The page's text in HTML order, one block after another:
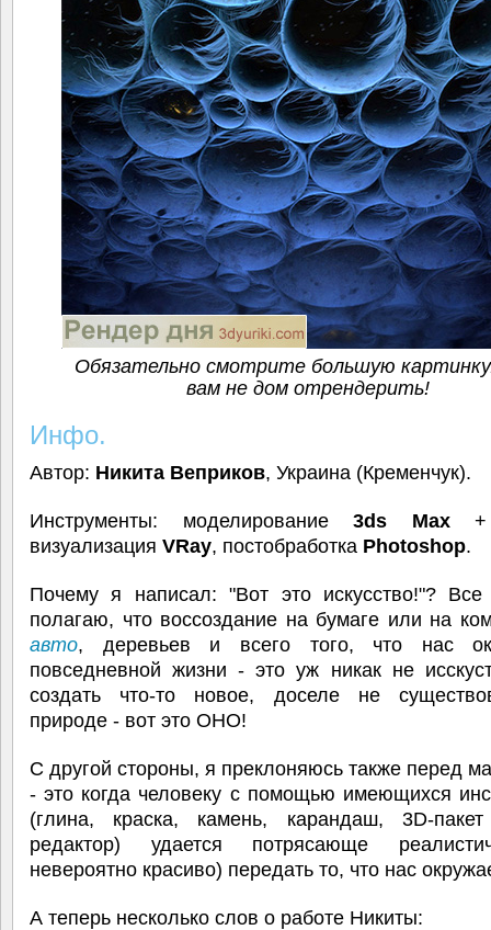
Обязательно смотрите большую
вам не дом отрендерить!
Инфо.
Автор: Никита Веприков, Украина (Кременчук).
Инструменты: моделирование3ds Max
визуализация VRay, постобработка Photoshop.
Почему я написал: "Вот это искусство!"?
полагаю, что воссоздание на бумаге или на
авто, деревьев и всего того, что нас
повседневной жизни - это уж никак не
создать что-то новое, доселе не
природе - вот это ОНО!
С другой стороны, я преклоняюсь также перед
- это когда человеку с помощью имеющихся
(глина, краска, камень, карандаш, 3D-
редактор) удается потрясающе
невероятно красиво) передать то, что нас
А теперь несколько слов о работе Никиты: